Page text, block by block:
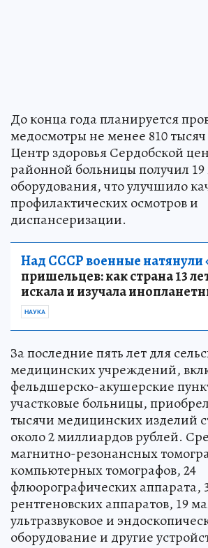
До конца года планируется
медосмотры не менее 810
Центр здоровья Сердобской
районной больницы получил
оборудования, что улучшило
профилактических осмотров и
диспансеризации.
Над СССР военные натянули
пришельцев: как страна 13
искала и изучала
НАУКА
За последние пять лет для
медицинских учреждений,
фельдшерско-акушерские
участковые больницы,
тысячи медицинских изделий
около 2 миллиардов рублей.
магнитно-резонансных
компьютерных томографов, 24
флюорографических аппарата,
рентгеновских аппаратов, 19
ультразвуковое и
оборудование и другие